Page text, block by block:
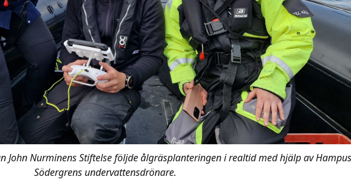
John Nurminens Stiftelse följde ålgräsplanteringen i realtid med hjälp av Hampus
Södergrens undervattensdrönare.